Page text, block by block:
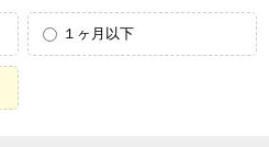
１ヶ月以下